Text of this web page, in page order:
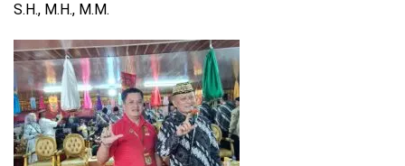
S.H., M.H., M.M.